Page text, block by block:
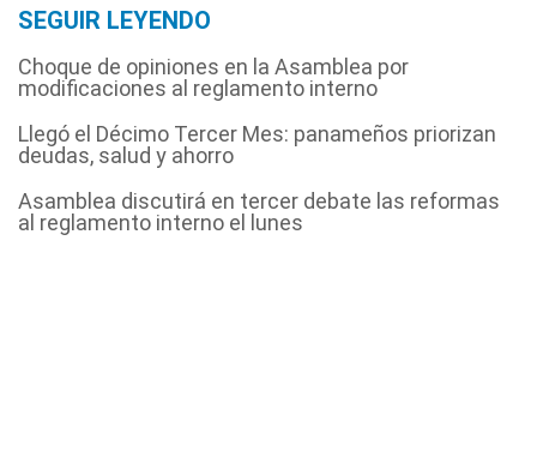
SEGUIR LEYENDO
Choque de opiniones en la Asamblea por
modificaciones al reglamento interno
Llegó el Décimo Tercer Mes: panameños priorizan
deudas, salud y ahorro
Asamblea discutirá en tercer debate las reformas
al reglamento interno el lunes